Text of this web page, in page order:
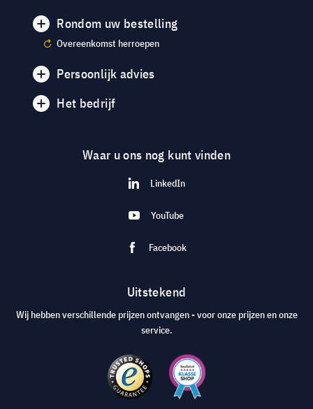
Rondom uw bestelling
Overeenkomst herroepen
Persoonlijk advies
Het bedrijf
Waar u ons nog kunt vinden
LinkedIn
YouTube
Facebook
Uitstekend
Wij hebben verschillende prijzen ontvangen - voor onze prijzen en onze
service.